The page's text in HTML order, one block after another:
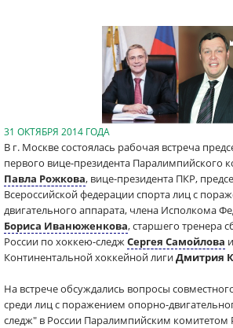
31 ОКТЯБРЯ 2014 ГОДА
В г. Москве состоялась рабочая встреча
первого вице-президента Паралимпийского
Павла Рожкова, вице-президента ПКР,
Всероссийской федерации спорта лиц с
двигательного аппарата, члена Исполкома
Бориса Иванюженкова, старшего тренера
России по хоккею-следжСергея Самойлова
Континентальной хоккейной лигиДмитрия
На встрече обсуждались вопросы
среди лиц с поражением опорно-
следж" в России Паралимпийским комитетом